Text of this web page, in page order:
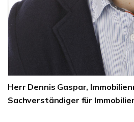
Herr Dennis Gaspar,
Sachverständiger für